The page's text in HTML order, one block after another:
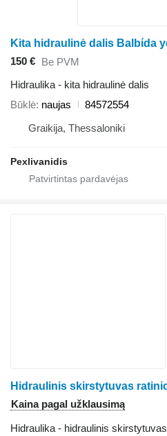
150 €
Be PVM
Hidraulika - kita hidraulinė dalis
Būklė naujas
84572554
Graikija, Thessaloniki
Pexlivanidis
Kaina pagal užklausimą
Hidraulika - hidraulinis skirstytuvas